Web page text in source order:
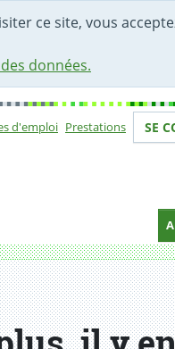
ce site, vous
données.
d'emploi Prestations SE